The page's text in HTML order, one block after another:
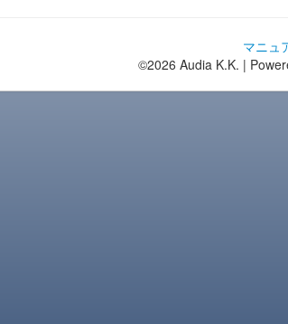
マニュ
©2026 Audia K.K. |